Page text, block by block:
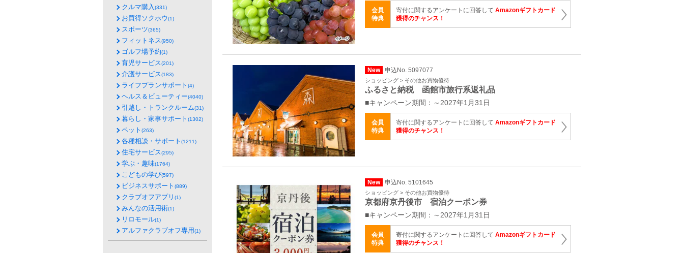
会員
特典
寄付に関するアンケートに回答して Amazonギフトカード
獲得のチャンス！
New 申込No. 5097077
ショッピング > その他お買物優待
ふるさと納税 函館市旅行系返礼品
■キャンペーン期間：～2027年1月31日
会員
特典
寄付に関するアンケートに回答して Amazonギフトカード
獲得のチャンス！
New 申込No. 5101645
ショッピング > その他お買物優待
京都府京丹後市 宿泊クーポン券
■キャンペーン期間：～2027年1月31日
会員
特典
寄付に関するアンケートに回答して Amazonギフトカード
獲得のチャンス！
クルマ購入(331)
お買得ソクホウ(1)
スポーツ(365)
フィットネス(950)
ゴルフ場予約(1)
育児サービス(201)
介護サービス(183)
ライフプランサポート (4)
ヘルス＆ビューティー(4040)
引越し・トランクルーム(31)
暮らし・家事サポート (1302)
ペット (263)
各種相談・サポート (1211)
住宅サービス(295)
学ぶ・趣味(1764)
こどもの学び(597)
ビジネスサポート (889)
クラブオフアプリ (1)
みんなの活用術(1)
リロモール(1)
アルファクラブオフ専用(1)